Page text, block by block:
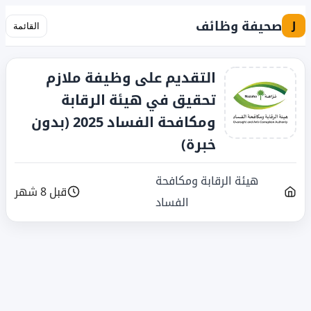
J صحيفة وظائف القائمة
التقديم على وظيفة ملازم
تحقيق في هيئة الرقابة
ومكافحة الفساد 2025 (بدون
خبرة)
هيئة الرقابة ومكافحة
الفساد
قبل 8 شهر